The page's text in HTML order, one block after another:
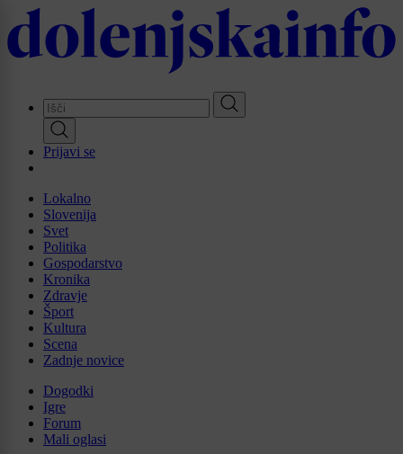
Skip
to
main
Prijavi se
Lokalno
Slovenija
Svet
Politika
Gospodarstvo
Kronika
Zdravje
Šport
Kultura
Scena
Zadnje novice
Dogodki
Igre
Forum
Mali oglasi